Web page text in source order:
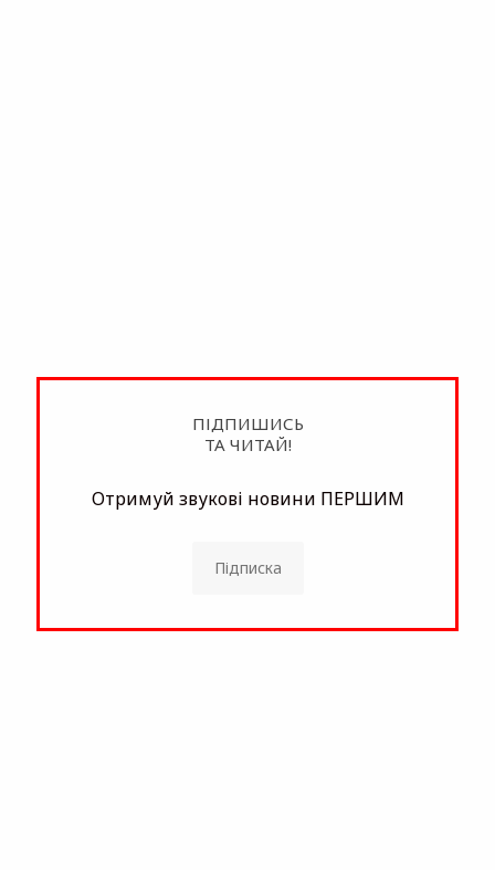
ПІДПИШИСЬ
ТА ЧИТАЙ!
Отримуй звукові новини ПЕРШИМ
Підписка